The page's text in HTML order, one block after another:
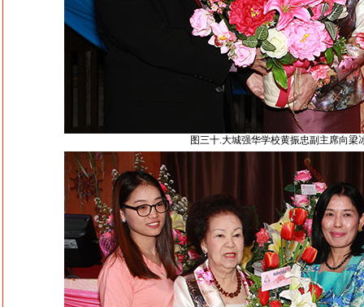
图三十.大城强华学校黄振忠副主席向梁